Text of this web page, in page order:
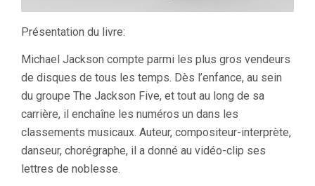
Présentation du livre:
Michael Jackson compte parmi les plus gros vendeurs
de disques de tous les temps. Dès l’enfance, au sein
du groupe The Jackson Five, et tout au long de sa
carrière, il enchaîne les numéros un dans les
classements musicaux. Auteur, compositeur-interprète,
danseur, chorégraphe, il a donné au vidéo-clip ses
lettres de noblesse.